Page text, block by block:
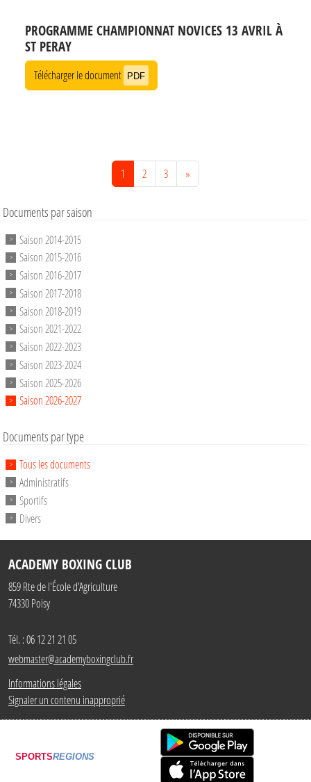
PROGRAMME CHAMPIONNAT NOVICES 13 AVRIL À
ST PERAY
Télécharger le document PDF
1 2 3 »
Documents par saison
Saison 2014-2015
Saison 2015-2016
Saison 2016-2017
Saison 2017-2018
Saison 2018-2019
Saison 2021-2022
Saison 2022-2023
Saison 2023-2024
Saison 2025-2026
Saison 2026-2027
Documents par type
Tous les documents
Administratifs
Sportifs
Divers
ACADEMY BOXING CLUB
859 Rte de l'École d'Agriculture
74330Poisy
Tél. :06 12 21 21 05
webmaster@academyboxingclub.fr
Informations légales
Signaler un contenu inapproprié
SPORTSREGIONS